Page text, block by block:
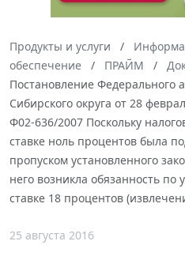
Продукты и услуги
обеспечение
ПРАЙМ
Постановление Федерального
Сибирского округа от 28
Ф02-636/2007 Поскольку
ставке ноль процентов была
пропуском установленного
него возникла обязанность по
ставке 18 процентов
25 августа 2016